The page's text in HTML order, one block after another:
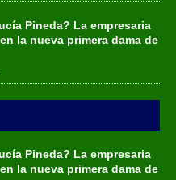
Pineda? La empresaria
la nueva primera dama de
Pineda? La empresaria
la nueva primera dama de